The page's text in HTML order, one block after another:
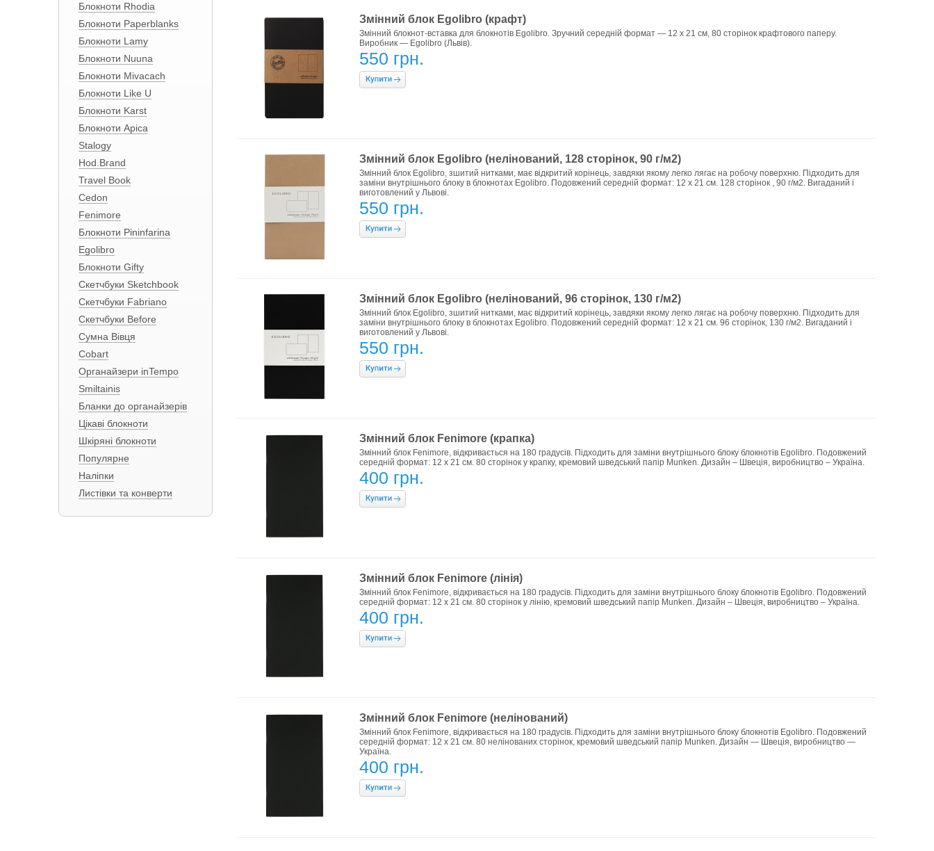
Блокноти Rhodia
Блокноти Paperblanks
Блокноти Lamy
Блокноти Nuuna
Блокноти Mivacach
Блокноти Like U
Блокноти Karst
Блокноти Apica
Stalogy
Hod.Brand
Travel Book
Cedon
Fenimore
Блокноти Pininfarina
Egolibro
Блокноти Gifty
Скетчбуки Sketchbook
Скетчбуки Fabriano
Скетчбуки Before
Сумна Вівця
Cobart
Органайзери inTempo
Smiltainis
Бланки до органайзерів
Цікаві блокноти
Шкіряні блокноти
Популярне
Наліпки
Листівки та конверти
Змінний блок Egolibro (крафт)
Змінний блокнот-вставка для блокнотів Egolibro. Зручний середній формат — 12 х 21 см, 80 сторінок крафтового паперу.
Виробник — Egolibro (Львів).
550 грн.
Змінний блок Egolibro (нелінований, 128 сторінок, 90 г/м2)
Змінний блок Egolibro, зшитий нитками, має відкритий корінець, завдяки якому легко лягає на робочу поверхню. Підходить для
заміни внутрішнього блоку в блокнотах Egolibro. Подовжений середній формат: 12 х 21 см. 128 сторінок , 90 г/м2. Вигаданий і
виготовлений у Львові.
550 грн.
Змінний блок Egolibro (нелінований, 96 сторінок, 130 г/м2)
Змінний блок Egolibro, зшитий нитками, має відкритий корінець, завдяки якому легко лягає на робочу поверхню. Підходить для
заміни внутрішнього блоку в блокнотах Egolibro. Подовжений середній формат: 12 х 21 см. 96 сторінок, 130 г/м2. Вигаданий і
виготовлений у Львові.
550 грн.
Змінний блок Fenimore (крапка)
Змінний блок Fenimore, відкривається на 180 градусів. Підходить для заміни внутрішнього блоку блокнотів Egolibro. Подовжений
середній формат: 12 х 21 см. 80 сторінок у крапку, кремовий шведський папір Munken. Дизайн – Швеція, виробництво – Україна.
400 грн.
Змінний блок Fenimore (лінія)
Змінний блок Fenimore, відкривається на 180 градусів. Підходить для заміни внутрішнього блоку блокнотів Egolibro. Подовжений
середній формат: 12 х 21 см. 80 сторінок у лінію, кремовий шведський папір Munken. Дизайн – Швеція, виробництво – Україна.
400 грн.
Змінний блок Fenimore (нелінований)
Змінний блок Fenimore, відкривається на 180 градусів. Підходить для заміни внутрішнього блоку блокнотів Egolibro. Подовжений
середній формат: 12 х 21 см. 80 нелінованих сторінок, кремовий шведський папір Munken. Дизайн — Швеція, виробництво —
Україна.
400 грн.